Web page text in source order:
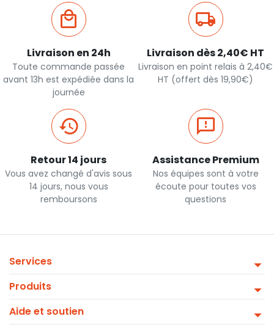
Livraison en 24h
Toute commande passée
avant 13h est expédiée dans la
journée
Livraison dès 2,40€ HT
Livraison en point relais à 2,40€
HT (offert dès 19,90€)
Retour 14 jours
Vous avez changé d'avis sous
14 jours, nous vous
remboursons
Assistance Premium
Nos équipes sont à votre
écoute pour toutes vos
questions
Services
Produits
Aide et soutien